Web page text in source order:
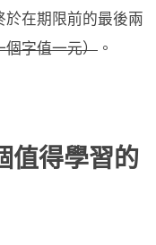
在期限前的最後兩
個字值一元） 。
值得學習的